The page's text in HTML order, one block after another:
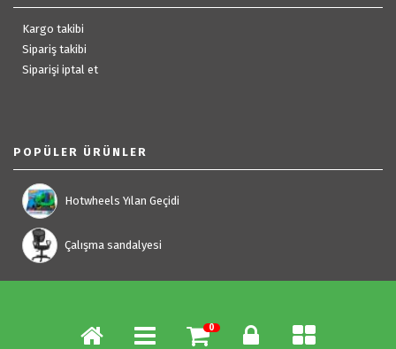
0
Kargo takibi
Sipariş takibi
Siparişi iptal et
POPÜLER ÜRÜNLER
Hotwheels Yılan Geçidi
Çalışma sandalyesi